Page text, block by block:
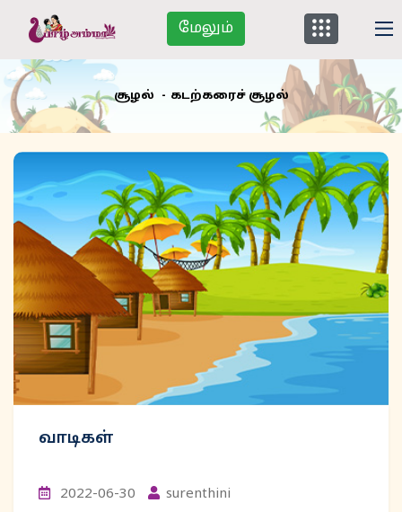
மேலும்
சூழல் கடற்கரைச் சூழல்
வாடிகள்
2022-06-30 surenthini